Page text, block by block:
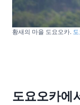
황새의 마을 도요오카.
도요오카에